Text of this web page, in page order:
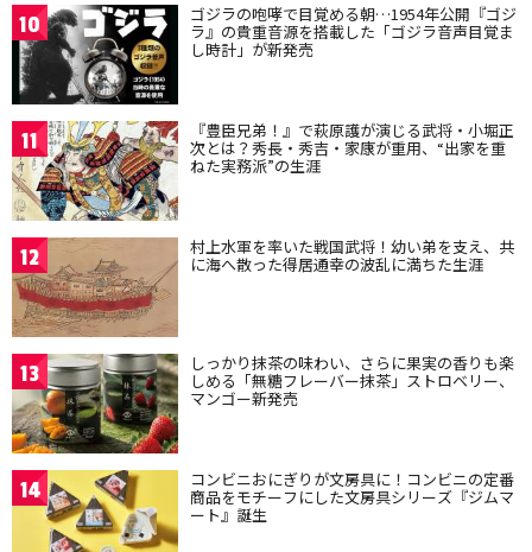
10 ゴジラの咆哮で目覚める朝…1954年公開『ゴジ
ラ』の貴重音源を搭載した「ゴジラ音声目覚ま
し時計」が新発売
11 『豊臣兄弟！』で萩原護が演じる武将・小堀正
次とは？秀長・秀吉・家康が重用、“出家を重
ねた実務派”の生涯
12 村上水軍を率いた戦国武将！幼い弟を支え、共
に海へ散った得居通幸の波乱に満ちた生涯
13 しっかり抹茶の味わい、さらに果実の香りも楽
しめる「無糖フレーバー抹茶」ストロベリー、
マンゴー新発売
14 コンビニおにぎりが文房具に！コンビニの定番
商品をモチーフにした文房具シリーズ『ジムマ
ート』誕生